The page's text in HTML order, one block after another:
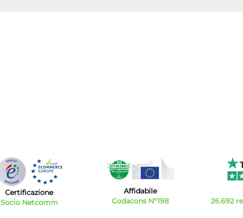
Certificazione
Socio Netcomm
Affidabile
Codacons N°198
26.692